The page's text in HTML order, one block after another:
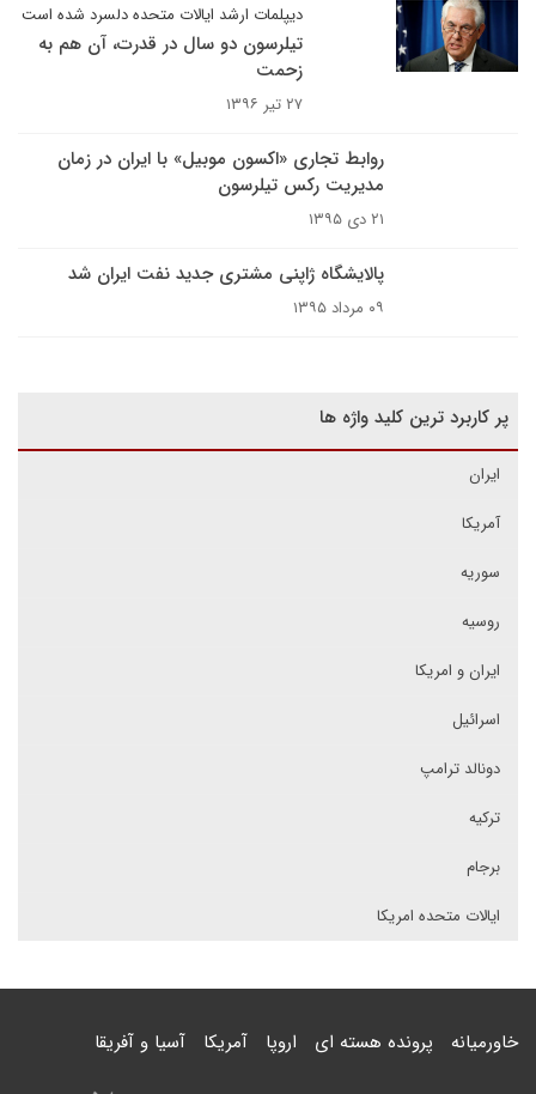
دیپلمات ارشد ایالات متحده دلسرد شده است
تیلرسون دو سال در قدرت، آن هم به
زحمت
۲۷ تیر ۱۳۹۶
روابط تجاری «اکسون موبیل» با ایران در زمان
مدیریت رکس تیلرسون
۲۱ دی ۱۳۹۵
پالایشگاه ژاپنی مشتری جدید نفت ایران شد
۰۹ مرداد ۱۳۹۵
پر کاربرد ترین کلید واژه ها
ایران
آمریکا
سوریه
روسیه
ایران و امریکا
اسرائیل
دونالد ترامپ
ترکیه
برجام
ایالات متحده امریکا
خاورمیانه پرونده هسته ای اروپا آمریکا آسیا و آفریقا